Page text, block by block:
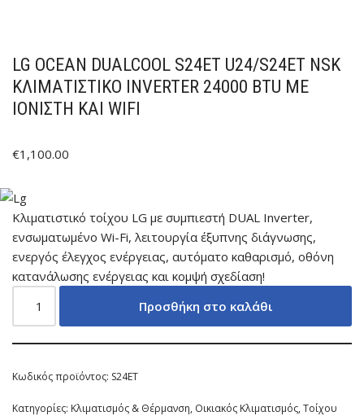
LG OCEAN DUALCOOL S24ET U24/S24ET NSK
ΚΛΙΜΑΤΙΣΤΙΚΌ INVERTER 24000 BTU ΜΕ
ΙΟΝΙΣΤΉ ΚΑΙ WIFI
€1,100.00
Κλιματιστικό τοίχου LG με συμπιεστή DUAL Inverter,
ενσωματωμένο Wi-Fi, λειτουργία έξυπνης διάγνωσης,
ενεργός έλεγχος ενέργειας, αυτόματο καθαρισμό, οθόνη
κατανάλωσης ενέργειας και κομψή σχεδίαση!
Προσθήκη στο καλάθι
Κωδικός προϊόντος: S24ET
Κατηγορίες: Κλιματισμός & Θέρμανση, Οικιακός Κλιματισμός,Τοίχου